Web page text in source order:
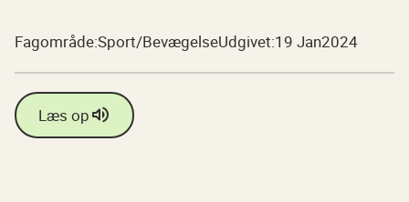
Fagområde:Sport/BevægelseUdgivet:19 Jan2024
Læs op